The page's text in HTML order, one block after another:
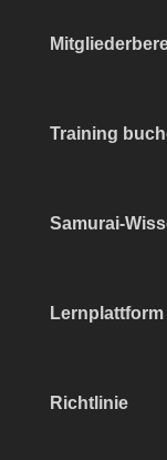
Training
Samurai-
Lernplattform
Richtlinie